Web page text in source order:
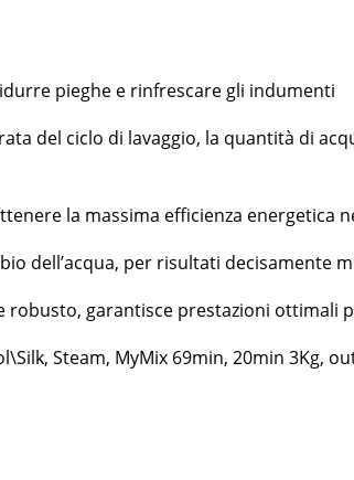
pieghe e rinfrescare gli indumenti
del ciclo di lavaggio, la quantità di
la massima efficienza energetica
dell’acqua, per risultati decisamente
garantisce prestazioni ottimali
Steam, MyMix 69min, 20min 3Kg,